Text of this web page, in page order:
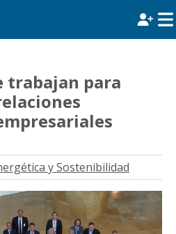
trabajan para
y Sostenibilidad